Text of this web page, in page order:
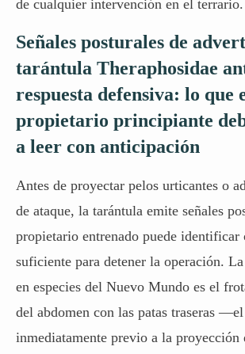
de cualquier intervención en el terrario.
Señales posturales de
tarántula Theraphosidae
respuesta defensiva: lo que
propietario principiante
a leer con anticipación
Antes de proyectar pelos urticantes o
de ataque, la tarántula emite señales
propietario entrenado puede identificar
suficiente para detener la operación.
en especies del Nuevo Mundo es el
del abdomen con las patas traseras
inmediatamente previo a la proyección